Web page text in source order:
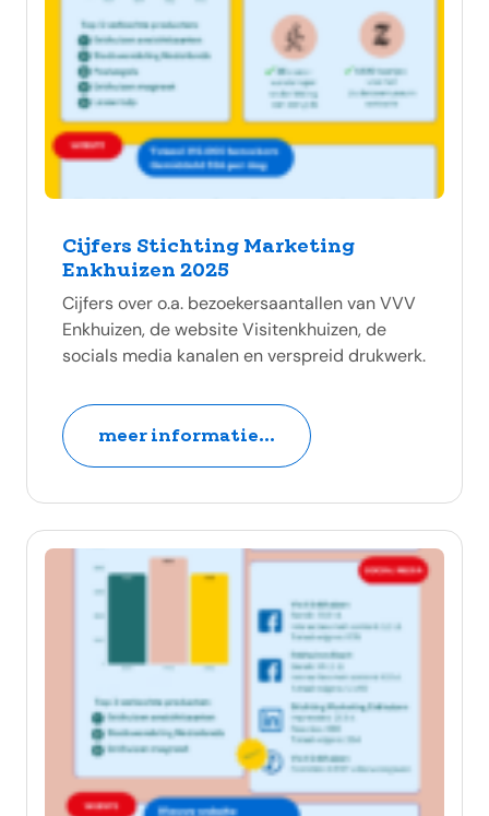
Cijfers Stichting Marketing
Enkhuizen 2025
Cijfers over o.a. bezoekersaantallen van VVV
Enkhuizen, de website Visitenkhuizen, de
socials media kanalen en verspreid drukwerk.
meer informatie...